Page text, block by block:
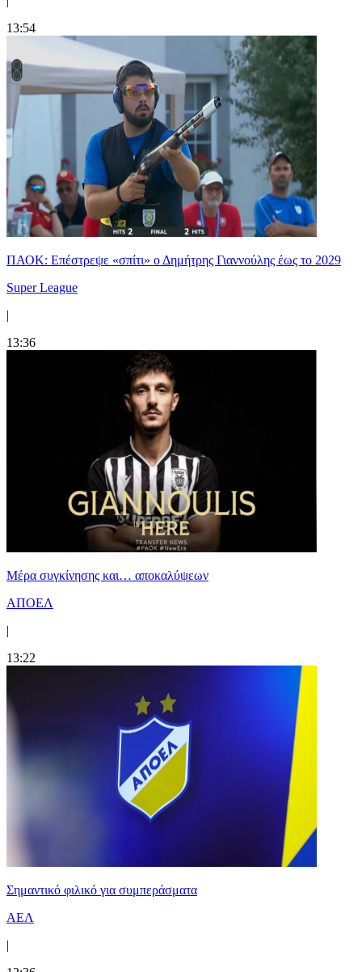
13:54
ΠΑΟΚ: Επέστρεψε «σπίτι» ο Δημήτρης Γιαννούλης έως το 2029
Super League
|
13:36
Mέρα συγκίνησης και… αποκαλύψεων
ΑΠΟΕΛ
|
13:22
Σημαντικό φιλικό για συμπεράσματα
ΑΕΛ
|